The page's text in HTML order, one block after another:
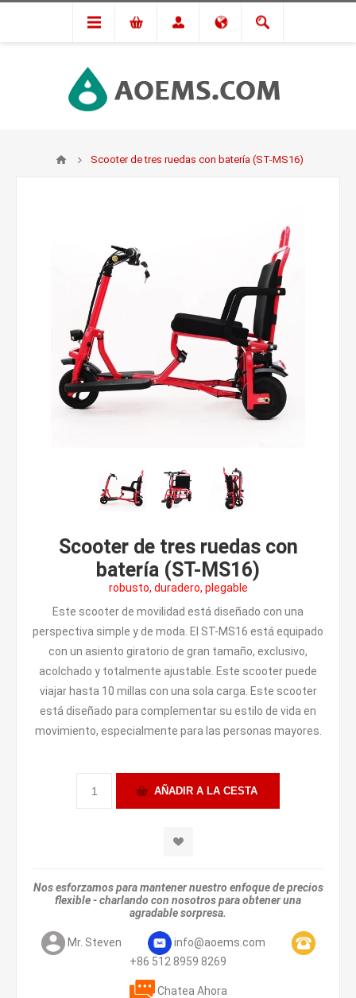
Scooter de tres ruedas con batería (ST-MS16)
Scooter de tres ruedas con
batería (ST-MS16)
robusto, duradero, plegable
Este scooter de movilidad está diseñado con una
perspectiva simple y de moda. El ST-MS16 está equipado
con un asiento giratorio de gran tamaño, exclusivo,
acolchado y totalmente ajustable. Este scooter puede
viajar hasta 10 millas con una sola carga. Este scooter
está diseñado para complementar su estilo de vida en
movimiento, especialmente para las personas mayores.
Nos esforzamos para mantener nuestro enfoque de precios
flexible - charlando con nosotros para obtener una
agradable sorpresa.
Mr. Steven
info@aoems.com
+86 512 8959 8269
Chatea Ahora